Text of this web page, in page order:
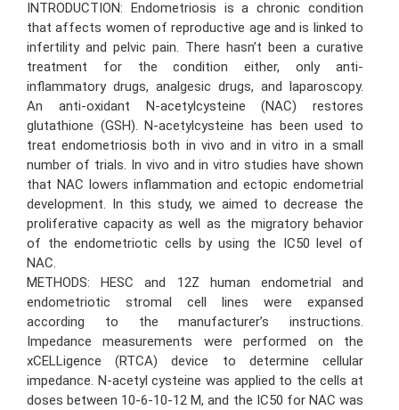
INTRODUCTION: Endometriosis is a chronic condition
that affects women of reproductive age and is linked to
infertility and pelvic pain. There hasn’t been a curative
treatment for the condition either, only anti-
inflammatory drugs, analgesic drugs, and laparoscopy.
An anti-oxidant N-acetylcysteine (NAC) restores
glutathione (GSH). N-acetylcysteine has been used to
treat endometriosis both in vivo and in vitro in a small
number of trials. In vivo and in vitro studies have shown
that NAC lowers inflammation and ectopic endometrial
development. In this study, we aimed to decrease the
proliferative capacity as well as the migratory behavior
of the endometriotic cells by using the IC50 level of
NAC.
METHODS: HESC and 12Z human endometrial and
endometriotic stromal cell lines were expansed
according to the manufacturer’s instructions.
Impedance measurements were performed on the
xCELLigence (RTCA) device to determine cellular
impedance. N-acetyl cysteine was applied to the cells at
doses between 10-6-10-12 M, and the IC50 for NAC was